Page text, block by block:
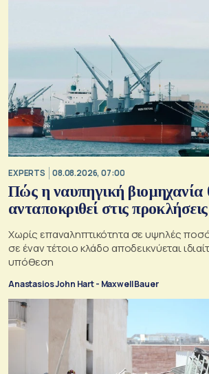
EXPERTS 08.08.2026, 07:00
Πώς η ναυπηγική βιομηχανία
ανταποκριθεί στις προκλήσεις
Χωρίς επαναληπτικότητα σε υψηλές
σε έναν τέτοιο κλάδο αποδεικνύεται
υπόθεση
Anastasios John Hart - Maxwell Bauer